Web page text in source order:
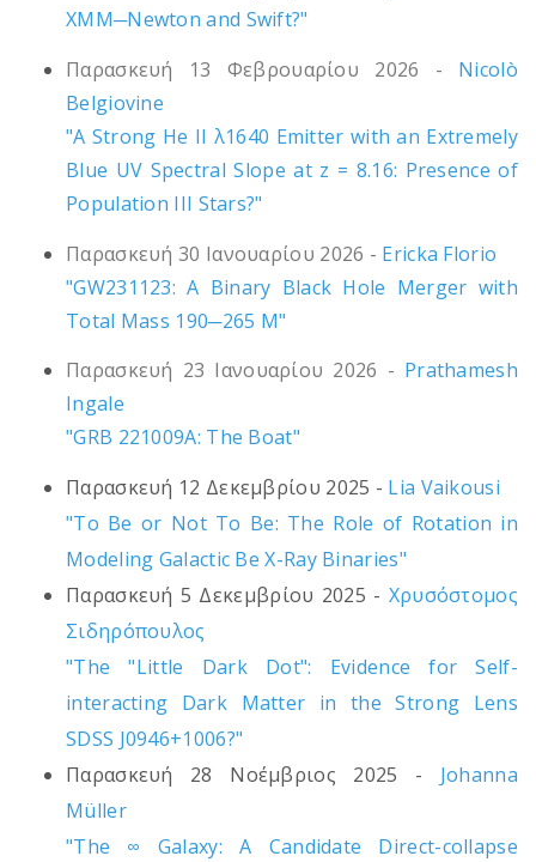
XMM─Newton and Swift?"
Παρασκευή 13 Φεβρουαρίου 2026 -
Nicolò
Belgiovine
"A Strong He II λ1640 Emitter with an Extremely
Blue UV Spectral Slope at z = 8.16: Presence of
Population III Stars?"
Παρασκευή 30 Ιανουαρίου 2026 - Ericka Florio
"GW231123: A Binary Black Hole Merger with
Total Mass 190─265 M"
Παρασκευή 23 Ιανουαρίου 2026 - Prathamesh
Ingale
"GRB 221009A: The Boat"
Παρασκευή 12 Δεκεμβρίου 2025 - Lia Vaikousi
"To Be or Not To Be: The Role of Rotation in
Modeling Galactic Be X-Ray Binaries"
Παρασκευή 5 Δεκεμβρίου 2025 - Χρυσόστομος
Σιδηρόπουλος
"The "Little Dark Dot": Evidence for Self-
interacting Dark Matter in the Strong Lens
SDSS J0946+1006?"
Παρασκευή 28 Νοέμβριος 2025 -
Johanna
Müller
"The ∞ Galaxy: A Candidate Direct-collapse